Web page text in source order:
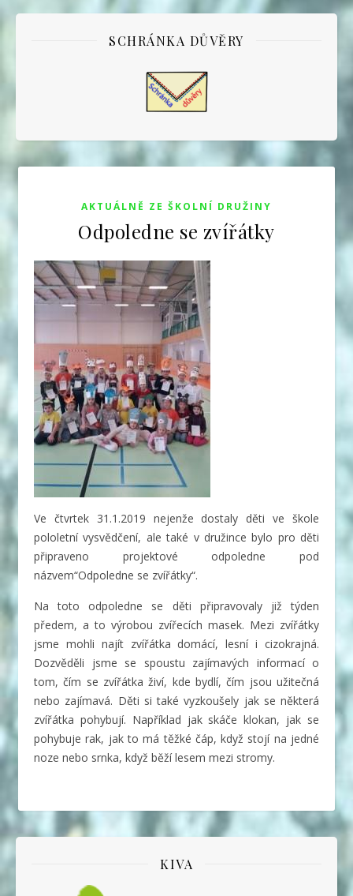
SCHRÁNKA DŮVĚRY
AKTUÁLNĚ ZE ŠKOLNÍ DRUŽINY
Odpoledne se zvířátky
Ve čtvrtek 31.1.2019 nejenže dostaly děti ve škole
pololetní vysvědčení, ale také v družince bylo pro děti
připraveno projektové odpoledne pod
názvem“Odpoledne se zvířátky“.
Na toto odpoledne se děti připravovaly již týden
předem, a to výrobou zvířecích masek. Mezi zvířátky
jsme mohli najít zvířátka domácí, lesní i cizokrajná.
Dozvěděli jsme se spoustu zajímavých informací o
tom, čím se zvířátka živí, kde bydlí, čím jsou užitečná
nebo zajímavá. Děti si také vyzkoušely jak se některá
zvířátka pohybují. Například jak skáče klokan, jak se
pohybuje rak, jak to má těžké čáp, když stojí na jedné
noze nebo srnka, když běží lesem mezi stromy.
KIVA